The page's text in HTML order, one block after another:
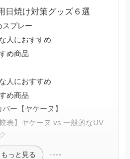
日焼け対策グッズ６選
スプレー
人におすすめ
め商品
人におすすめ
め商品
ー【ヤケーヌ】
較表】ヤケーヌ vs 一般的なUV
もっと見る